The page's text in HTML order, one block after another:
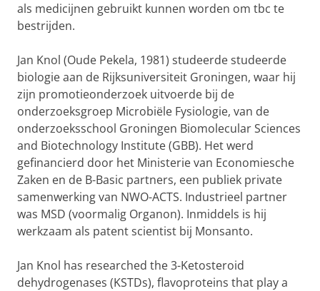
als medicijnen gebruikt kunnen worden om tbc te
bestrijden.
Jan Knol (Oude Pekela, 1981) studeerde studeerde
biologie aan de Rijksuniversiteit Groningen, waar hij
zijn promotieonderzoek uitvoerde bij de
onderzoeksgroep Microbiële Fysiologie, van de
onderzoeksschool Groningen Biomolecular Sciences
and Biotechnology Institute (GBB). Het werd
gefinancierd door het Ministerie van Economiesche
Zaken en de B-Basic partners, een publiek private
samenwerking van NWO-ACTS. Industrieel partner
was MSD (voormalig Organon). Inmiddels is hij
werkzaam als patent scientist bij Monsanto.
Jan Knol has researched the 3-Ketosteroid
dehydrogenases (KSTDs), flavoproteins that play a